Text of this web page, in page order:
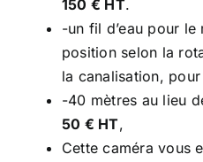
150 € HT.
-un fil d’eau pour le
position selon la
la canalisation,
-40 mètres au lieu
50 € HT,
Cette caméra vous